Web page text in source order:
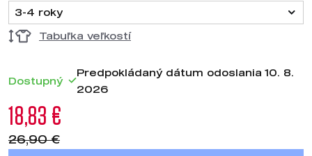
3-4 roky
Tabuľka veľkostí
Dostupný
Predpokládaný dátum odoslania 10. 8.
2026
18,83 €
26,90 €